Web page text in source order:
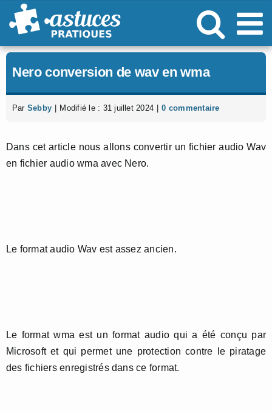
Passer
au
Nero conversion de wav en wma
Par Sebby Modifié le : 31 juillet 2024 0 commentaire
Dans cet article nous allons convertir un fichier audio Wav
en fichier audio wma avec Nero.
Le format audio Wav est assez ancien.
Le format wma est un format audio qui a été conçu par
Microsoft et qui permet une protection contre le piratage
des fichiers enregistrés dans ce format.